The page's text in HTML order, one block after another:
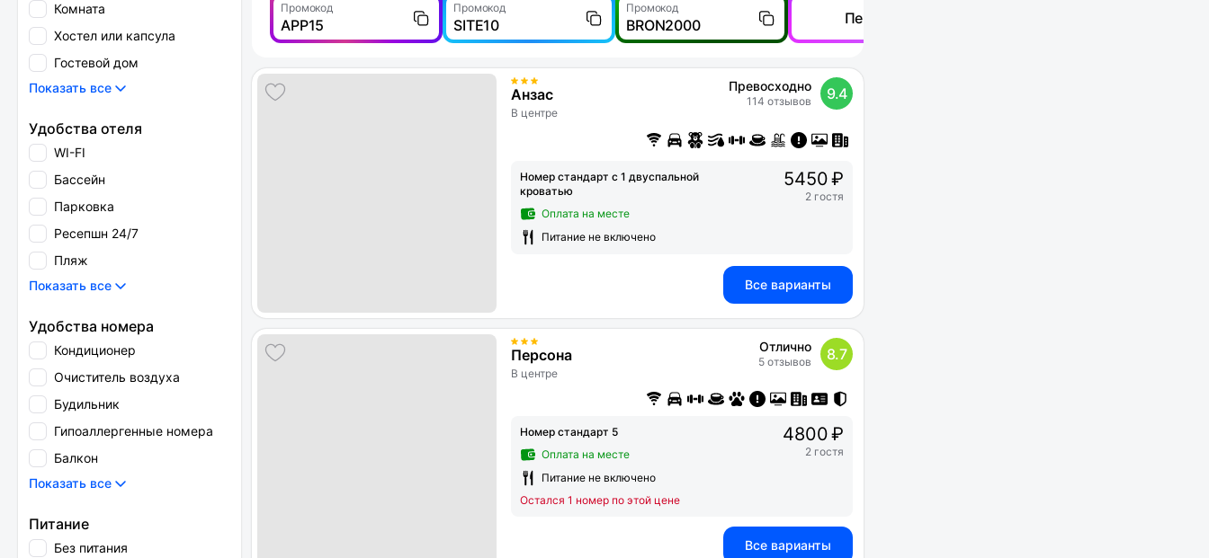
Комната
Хостел или капсула
Гостевой дом
Показать все
Удобства отеля
WI-FI
Бассейн
Парковка
Ресепшн 24/7
Пляж
Показать все
Удобства номера
Кондиционер
Очиститель воздуха
Будильник
Гипоаллергенные номера
Балкон
Показать все
Питание
Без питания
Промокод
APP15
Промокод
SITE10
Промокод
BRON2000 Перейти
Анзас
В центре
Превосходно
114 отзывов 9.4
Номер стандарт с 1 двуспальной
кроватью
Оплата на месте
Питание не включено
5450 ₽
2 гостя
Все варианты
Персона
В центре
Отлично
5 отзывов 8.7
Номер стандарт 5
Оплата на месте
Питание не включено
Остался 1 номер по этой цене
4800 ₽
2 гостя
Все варианты